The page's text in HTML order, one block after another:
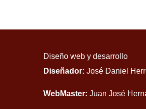
Diseño web y desarrollo
Diseñador: José Daniel
WebMaster: Juan José